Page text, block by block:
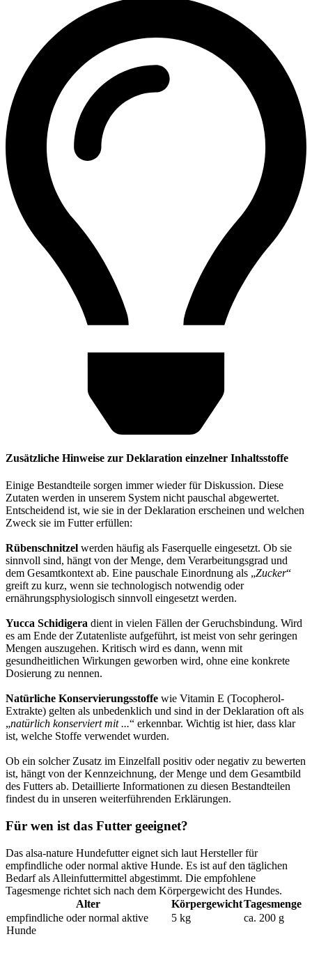
Zusätzliche Hinweise zur Deklaration einzelner Inhaltsstoffe
Einige Bestandteile sorgen immer wieder für Diskussion. Diese
Zutaten werden in unserem System nicht pauschal abgewertet.
Entscheidend ist, wie sie in der Deklaration erscheinen und welchen
Zweck sie im Futter erfüllen:
Rübenschnitzel werden häufig als Faserquelle eingesetzt. Ob sie
sinnvoll sind, hängt von der Menge, dem Verarbeitungsgrad und
dem Gesamtkontext ab. Eine pauschale Einordnung als „Zucker“
greift zu kurz, wenn sie technologisch notwendig oder
ernährungsphysiologisch sinnvoll eingesetzt werden.
Yucca Schidigera dient in vielen Fällen der Geruchsbindung. Wird
es am Ende der Zutatenliste aufgeführt, ist meist von sehr geringen
Mengen auszugehen. Kritisch wird es dann, wenn mit
gesundheitlichen Wirkungen geworben wird, ohne eine konkrete
Dosierung zu nennen.
Natürliche Konservierungsstoffe wie Vitamin E (Tocopherol-
Extrakte) gelten als unbedenklich und sind in der Deklaration oft als
„natürlich konserviert mit ...“ erkennbar. Wichtig ist hier, dass klar
ist, welche Stoffe verwendet wurden.
Ob ein solcher Zusatz im Einzelfall positiv oder negativ zu bewerten
ist, hängt von der Kennzeichnung, der Menge und dem Gesamtbild
des Futters ab. Detaillierte Informationen zu diesen Bestandteilen
findest du in unseren weiterführenden Erklärungen.
Für wen ist das Futter geeignet?
Das alsa-nature Hundefutter eignet sich laut Hersteller für
empfindliche oder normal aktive Hunde. Es ist auf den täglichen
Bedarf als Alleinfuttermittel abgestimmt. Die empfohlene
Tagesmenge richtet sich nach dem Körpergewicht des Hundes.
Alter
KörpergewichtTagesmenge
empfindliche oder normal aktive
Hunde
5 kg ca. 200 g